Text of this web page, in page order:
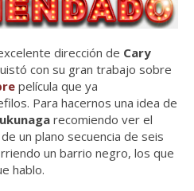
dirección de Cary
con su gran trabajo sobre
película que ya
Para hacernos una idea de
recomiendo ver el
un plano secuencia de seis
un barrio negro, los que
hablo.